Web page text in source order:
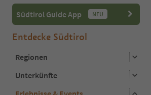
Südtirol Guide App NEU
Entdecke Südtirol
Regionen
Unterkünfte